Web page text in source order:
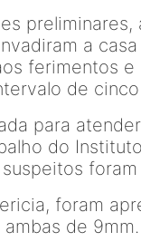
a
ferimentos
de
para
do
foram
de 9mm.